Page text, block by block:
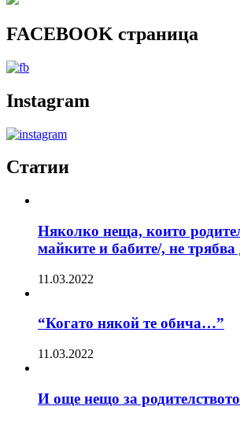
FACEBOOK страница
Instagram
Статии
Няколко неща, които
майките и бабите/, не трябва
11.03.2022
“Когато някой те обича…”
11.03.2022
И още нещо за